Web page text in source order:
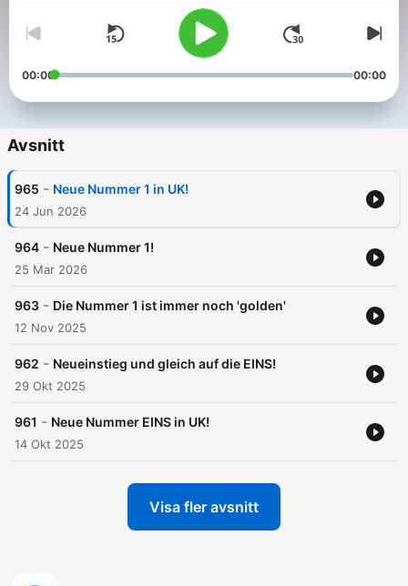
00:00 00:00
Avsnitt
965 - Neue Nummer 1 in UK!
24 Jun 2026
964 - Neue Nummer 1!
25 Mar 2026
963 - Die Nummer 1 ist immer noch 'golden'
12 Nov 2025
962 - Neueinstieg und gleich auf die EINS!
29 Okt 2025
961 - Neue Nummer EINS in UK!
14 Okt 2025
Visa fler avsnitt